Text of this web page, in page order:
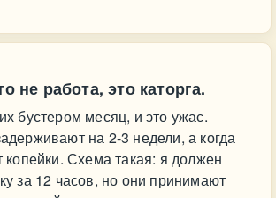
не работа, это каторга.
бустером месяц, и это ужас.
на 2-3 недели, а когда
копейки. Схема такая: я должен
за 12 часов, но они принимают